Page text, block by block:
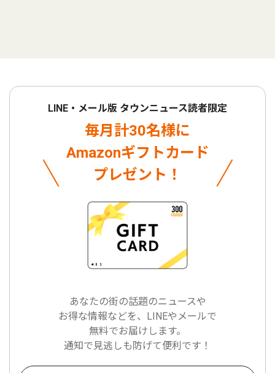
LINE・メール版 タウンニュース読者限定
毎月計30名様に
Amazonギフトカード
プレゼント！
あなたの街の話題のニュースや
お得な情報などを、LINEやメールで
無料でお届けします。
通知で見逃しも防げて便利です！